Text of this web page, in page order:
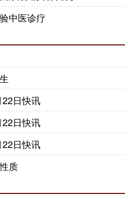
中医诊疗
日快讯
日快讯
日快讯
质